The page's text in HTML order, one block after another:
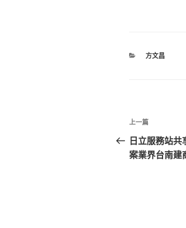
分
方文昌
文
章
導
上
一
篇
上一篇
日立服務站共
案業界台南建